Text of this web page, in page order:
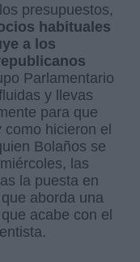
presupuestos,
habituales
a los
Parlamentario
y llevas
para que
como hicieron el
Bolaños se
las
la puesta en
aborda una
acabe con el